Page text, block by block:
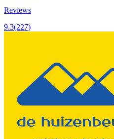
Reviews
9.3(227)